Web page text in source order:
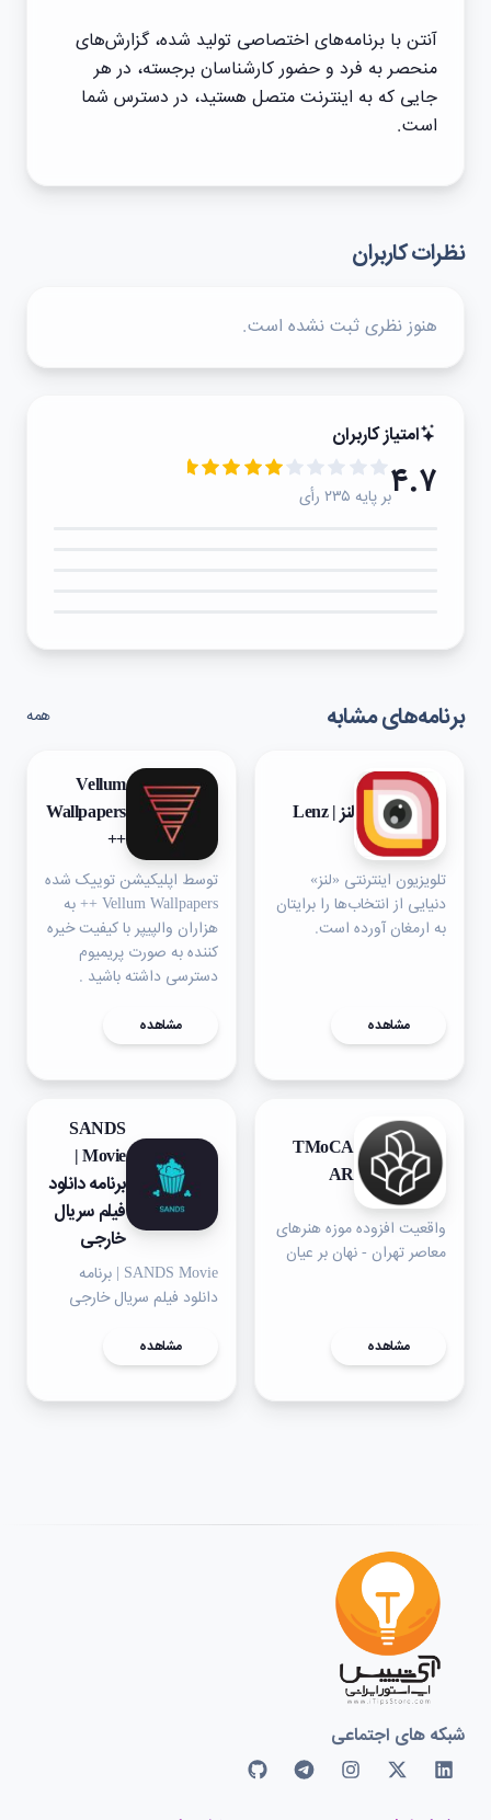
آنتن با برنامه‌های اختصاصی تولید شده، گزارش‌های
منحصر به فرد و حضور کارشناسان برجسته، در هر
جایی که به اینترنت متصل هستید، در دسترس شما
است.
نظرات کاربران
هنوز نظری ثبت نشده است.
امتیاز کاربران
۴.۷بر پایه ۲۳۵ رأی
برنامه‌های مشابه همه
لنز | Lenz
‏تلویزیون اینترنتی «لنز»
دنیایی از انتخاب‌ها را برایتان
به ارمغان آورده است.
مشاهده
Vellum
Wallpapers
++
توسط اپلیکیشن توییک شده
Vellum Wallpapers ++ به
هزاران والپیپر با کیفیت خیره
کننده به صورت پریمیوم
دسترسی داشته باشید .
مشاهده
TMoCA
AR
واقعیت افزوده موزه هنرهای
معاصر تهران - نهان بر عیان
مشاهده
SANDS
Movie |
برنامه دانلود
فیلم سریال
خارجی
SANDS Movie | برنامه
دانلود فیلم سریال خارجی
مشاهده
شبکه های اجتماعی